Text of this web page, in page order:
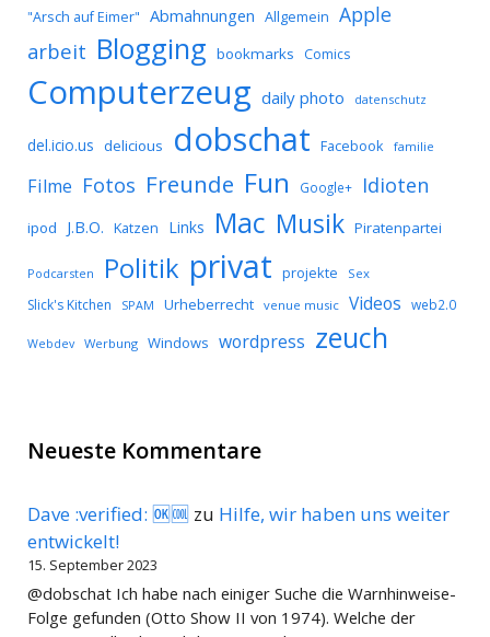
"Arsch auf Eimer" Abmahnungen Allgemein Apple
arbeit Blogging bookmarks Comics
Computerzeug daily photo datenschutz
del.icio.us delicious dobschat Facebook familie
Filme Fotos Freunde Fun Google+ Idioten
ipod J.B.O. Katzen Links Mac Musik Piratenpartei
Podcarsten Politik privat projekte Sex
Slick's Kitchen SPAM Urheberrecht venue music Videos web2.0
Webdev Werbung Windows wordpress zeuch
Neueste Kommentare
Dave :verified: 🆗🆒 zu Hilfe, wir haben uns weiter
entwickelt!
15. September 2023
@dobschat Ich habe nach einiger Suche die Warnhinweise-
Folge gefunden (Otto Show II von 1974). Welche der